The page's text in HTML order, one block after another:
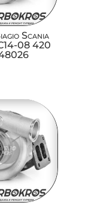
Scania
08 420